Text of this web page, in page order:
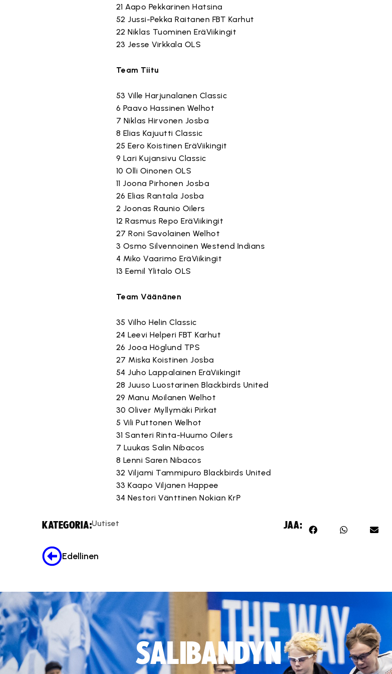
21 Aapo Pekkarinen Hatsina
52 Jussi-Pekka Raitanen FBT Karhut
22 Niklas Tuominen EräViikingit
23 Jesse Virkkala OLS
Team Tiitu
53 Ville Harjunalanen Classic
6 Paavo Hassinen Welhot
7 Niklas Hirvonen Josba
8 Elias Kajuutti Classic
25 Eero Koistinen EräViikingit
9 Lari Kujansivu Classic
10 Olli Oinonen OLS
11 Joona Pirhonen Josba
26 Elias Rantala Josba
2 Joonas Raunio Oilers
12 Rasmus Repo EräViikingit
27 Roni Savolainen Welhot
3 Osmo Silvennoinen Westend Indians
4 Miko Vaarimo EräViikingit
13 Eemil Ylitalo OLS
Team Väänänen
35 Vilho Helin Classic
24 Leevi Helperi FBT Karhut
26 Jooa Höglund TPS
27 Miska Koistinen Josba
54 Juho Lappalainen EräViikingit
28 Juuso Luostarinen Blackbirds United
29 Manu Moilanen Welhot
30 Oliver Myllymäki Pirkat
5 Vili Puttonen Welhot
31 Santeri Rinta-Huumo Oilers
7 Luukas Salin Nibacos
8 Lenni Saren Nibacos
32 Viljami Tammipuro Blackbirds United
33 Kaapo Viljanen Happee
34 Nestori Vänttinen Nokian KrP
KATEGORIA:Uutiset JAA:
Edellinen
SALIBANDYN